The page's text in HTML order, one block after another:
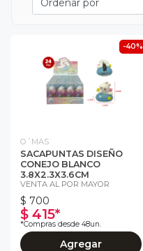
-40%
O´MAS
SACAPUNTAS DISEÑO
CONEJO BLANCO
3.8X2.3X3.6CM
VENTA AL POR MAYOR
$ 700
$ 415*
*Compras desde 48un.
Agregar